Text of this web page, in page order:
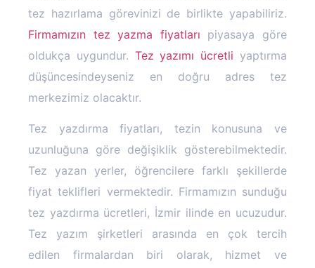
tez hazırlama görevinizi de birlikte yapabiliriz.
Firmamızın tez yazma fiyatları piyasaya göre
oldukça uygundur. Tez yazımı ücretli yaptırma
düşüncesindeyseniz en doğru adres tez
merkezimiz olacaktır.
Tez yazdırma fiyatları, tezin konusuna ve
uzunluğuna göre değişiklik gösterebilmektedir.
Tez yazan yerler, öğrencilere farklı şekillerde
fiyat teklifleri vermektedir. Firmamızın sunduğu
tez yazdırma ücretleri, İzmir ilinde en ucuzudur.
Tez yazım şirketleri arasında en çok tercih
edilen firmalardan biri olarak, hizmet ve